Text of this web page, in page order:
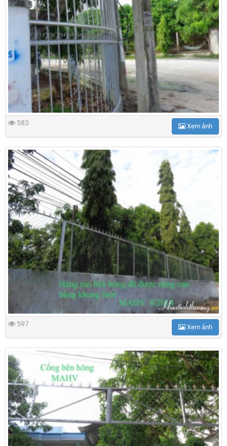
583 Xem ảnh
597 Xem ảnh